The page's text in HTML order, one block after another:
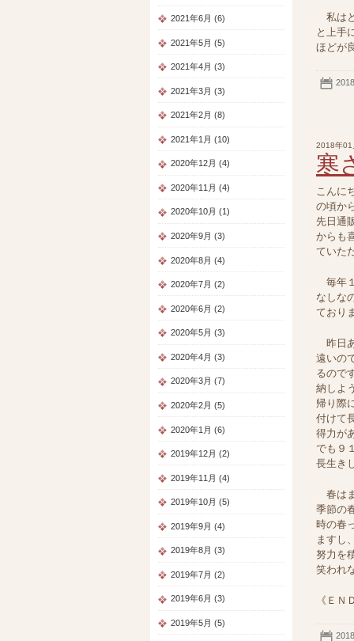
私は
と上手
ほどが
2018年01
寒
こんに
の頃か
先日通
からも
ていた
毎年
なしな
ており
昨日
遠いの
るので
納しよ
帰り際
付けて
得力が
でも９
長生き
春は
季節の
時の春
ますし
努力を
笑われ
《ＥＮ
2021年6月 (6)
2021年5月 (5)
2021年4月 (3)
2021年3月 (3)
2021年2月 (8)
2021年1月 (10)
2020年12月 (4)
2020年11月 (4)
2020年10月 (1)
2020年9月 (3)
2020年8月 (4)
2020年7月 (2)
2020年6月 (2)
2020年5月 (3)
2020年4月 (3)
2020年3月 (7)
2020年2月 (5)
2020年1月 (6)
2019年12月 (2)
2019年11月 (4)
2019年10月 (5)
2019年9月 (4)
2019年8月 (3)
2019年7月 (2)
2019年6月 (3)
2019年5月 (5)